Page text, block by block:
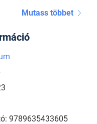
Mutass többet
9789635433605